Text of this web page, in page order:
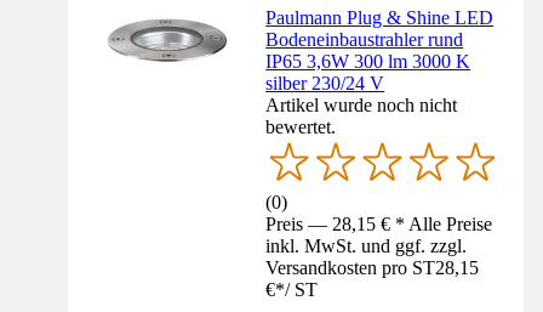
Paulmann Plug & Shine LED
Bodeneinbaustrahler rund
IP65 3,6W 300 lm 3000 K
silber 230/24 V
Artikel wurde noch nicht
bewertet.
(0)
Preis — 28,15 € * Alle Preise
inkl. MwSt. und ggf. zzgl.
Versandkosten pro ST28,15
€*/ ST